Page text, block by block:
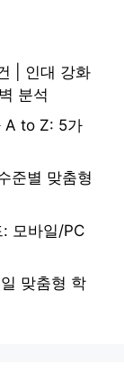
| 인대 강화
분석
A to Z: 5가
준별 맞춤형
모바일/PC
맞춤형 학